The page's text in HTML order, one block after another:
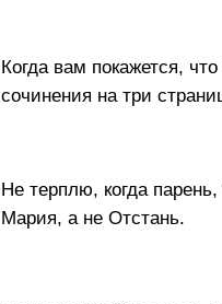
Когда вам покажется,
сочинения на три
Не терплю, когда
Мария, а не Отстань.